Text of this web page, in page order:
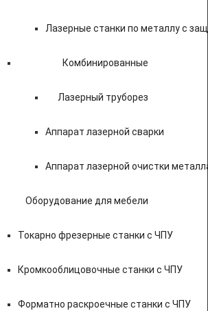
Лазерные станки по металлу с
Комбинированные
Лазерный труборез
Аппарат лазерной сварки
Аппарат лазерной очистки
Оборудование для мебели
Токарно фрезерные станки с ЧПУ
Кромкооблицовочные станки с ЧПУ
Форматно раскроечные станки с ЧПУ